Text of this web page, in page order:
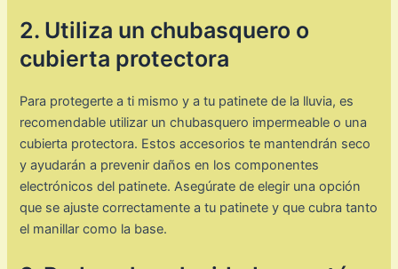
2. Utiliza un chubasquero o
cubierta protectora
Para protegerte a ti mismo y a tu patinete de la lluvia, es
recomendable utilizar un chubasquero impermeable o una
cubierta protectora. Estos accesorios te mantendrán seco
y ayudarán a prevenir daños en los componentes
electrónicos del patinete. Asegúrate de elegir una opción
que se ajuste correctamente a tu patinete y que cubra tanto
el manillar como la base.